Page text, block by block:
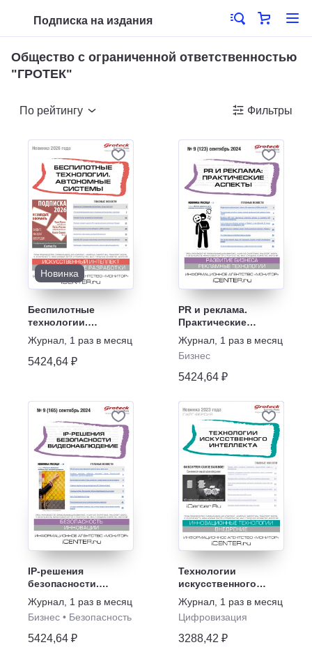
Подписка на издания
Общество с ограниченной ответственностью
"ГРОТЕК"
По рейтингу Фильтры
Новинка
Беспилотные
технологии.
Автономные
системы
Журнал 1 раз в месяц
5424,64 ₽
PR и реклама.
Практические
аспекты
Журнал 1 раз в месяц
Бизнес
5424,64 ₽
IP-решения
безопасности.
Видеонаблюдение
Журнал 1 раз в месяц
Бизнес • Безопасность
5424,64 ₽
Технологии
искусственного
интеллекта
Журнал 1 раз в месяц
Цифровизация
3288,42 ₽